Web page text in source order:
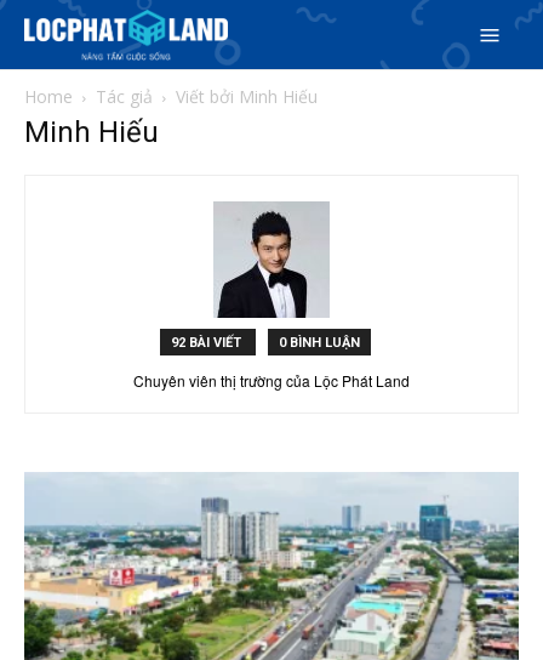
Search
Phiên bản cập nhật V3
& tìm kiếm nhanh chóng hơn
Mua bán
Cho thuê
Thị trường
Liên hệ
Home Tác giả Viết bởi Minh Hiếu
Minh Hiếu
92 BÀI VIẾT 0 BÌNH LUẬN
Chuyên viên thị trường của Lộc Phát Land